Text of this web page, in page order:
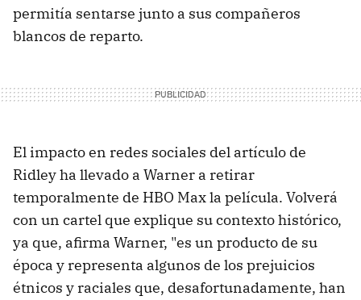
permitía sentarse junto a sus compañeros
blancos de reparto.
El impacto en redes sociales del artículo de
Ridley ha llevado a Warner a retirar
temporalmente de HBO Max la película. Volverá
con un cartel que explique su contexto histórico,
ya que, afirma Warner, "es un producto de su
época y representa algunos de los prejuicios
étnicos y raciales que, desafortunadamente, han